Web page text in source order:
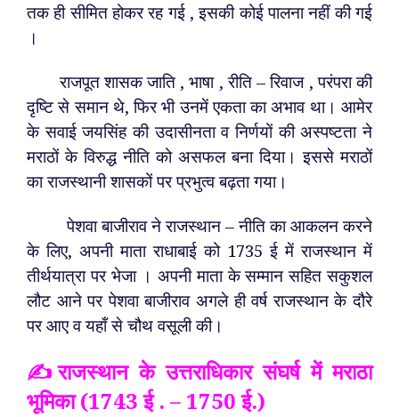
तक ही सीमित होकर रह गई , इसकी कोई पालना नहीं की गई
।
राजपूत शासक जाति , भाषा , रीति – रिवाज , परंपरा की
दृष्टि से समान थे, फिर भी उनमें एकता का अभाव था। आमेर
के सवाई जयसिंह की उदासीनता व निर्णयों की अस्पष्टता ने
मराठों के विरुद्ध नीति को असफल बना दिया। इससे मराठों
का राजस्थानी शासकों पर प्रभुत्व बढ़ता गया।
पेशवा बाजीराव ने राजस्थान – नीति का आकलन करने
के लिए, अपनी माता राधाबाई को 1735 ई में राजस्थान में
तीर्थयात्रा पर भेजा । अपनी माता के सम्मान सहित सकुशल
लौट आने पर पेशवा बाजीराव अगले ही वर्ष राजस्थान के दौरे
पर आए व यहाँ से चौथ वसूली की।
✍️राजस्थान के उत्तराधिकार संघर्ष में मराठा
भूमिका (1743 ई . – 1750 ई.)